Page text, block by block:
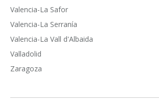
Valencia-La Safor
Valencia-La Serranía
Valencia-La Vall d'Albaida
Valladolid
Zaragoza